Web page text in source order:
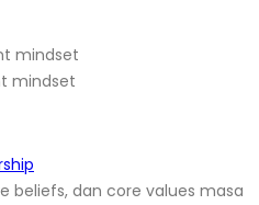
mindset
mindset
beliefs, dan core values masa